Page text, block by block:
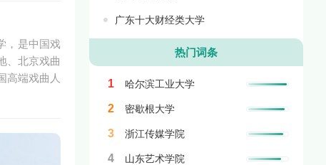
，是中国戏
、北京戏曲
高端戏曲人
广东十大财经类大学
热门词条
1 哈尔滨工业大学
2 密歇根大学
3 浙江传媒学院
4 山东艺术学院